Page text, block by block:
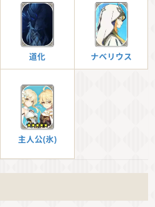
道化 ナベリウス
主人公(氷)